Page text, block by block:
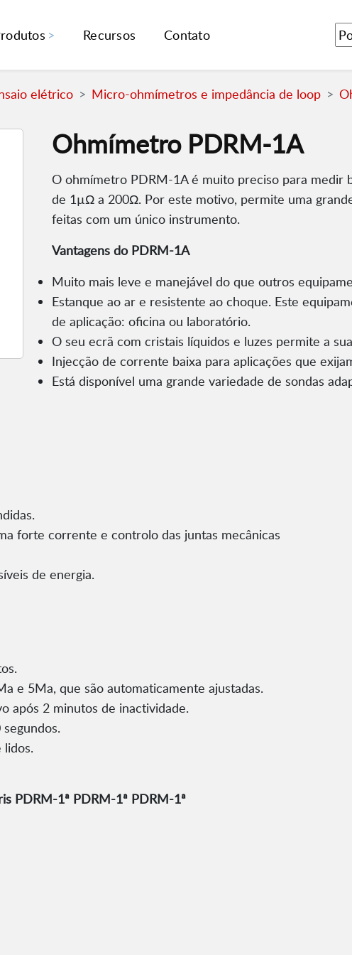
Recursos Contato
elétrico Micro-ohmímetros e impedância de loop
Ohmímetro PDRM-1A
O ohmímetro PDRM-1A é muito preciso para medir
de 1µΩ a 200Ω. Por este motivo, permite uma
feitas com um único instrumento.
Vantagens do PDRM-1A
Muito mais leve e manejável do que outros
Estanque ao ar e resistente ao choque. Este
de aplicação: oficina ou laboratório.
O seu ecrã com cristais líquidos e luzes permite a
Injecção de corrente baixa para aplicações que
Está disponível uma grande variedade de sondas
forte corrente e controlo das juntas mecânicas
de energia.
e 5Ma, que são automaticamente ajustadas.
após 2 minutos de inactividade.
PDRM-1ª PDRM-1ª PDRM-1ª